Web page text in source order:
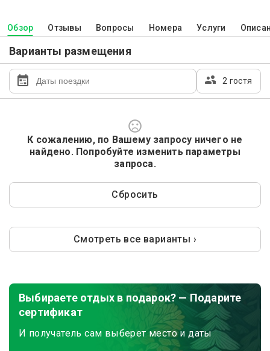
Обзор Отзывы Вопросы Номера Услуги
Варианты размещения
2 гостя
К сожалению, по Вашему запросу ничего не
найдено. Попробуйте изменить параметры
запроса.
Сбросить
Смотреть все варианты ›
Выбираете отдых в подарок? — Подарите
сертификат
И получатель сам выберет место и даты